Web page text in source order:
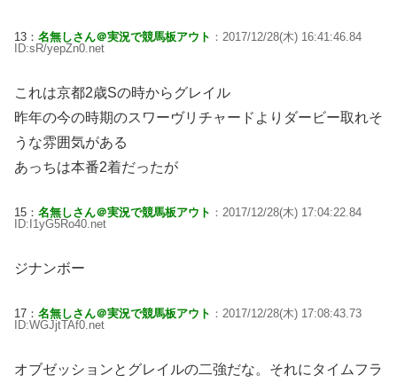
13： 名無しさん＠実況で競馬板アウト ：2017/12/28(木) 16:41:46.84
ID:sR/yepZn0.net
これは京都2歳Sの時からグレイル
昨年の今の時期のスワーヴリチャードよりダービー取れそ
うな雰囲気がある
あっちは本番2着だったが
15： 名無しさん＠実況で競馬板アウト ：2017/12/28(木) 17:04:22.84
ID:I1yG5Ro40.net
ジナンボー
17： 名無しさん＠実況で競馬板アウト ：2017/12/28(木) 17:08:43.73
ID:WGJjtTAf0.net
オブゼッションとグレイルの二強だな。それにタイムフラ